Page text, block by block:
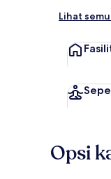
Lihat
Opsi